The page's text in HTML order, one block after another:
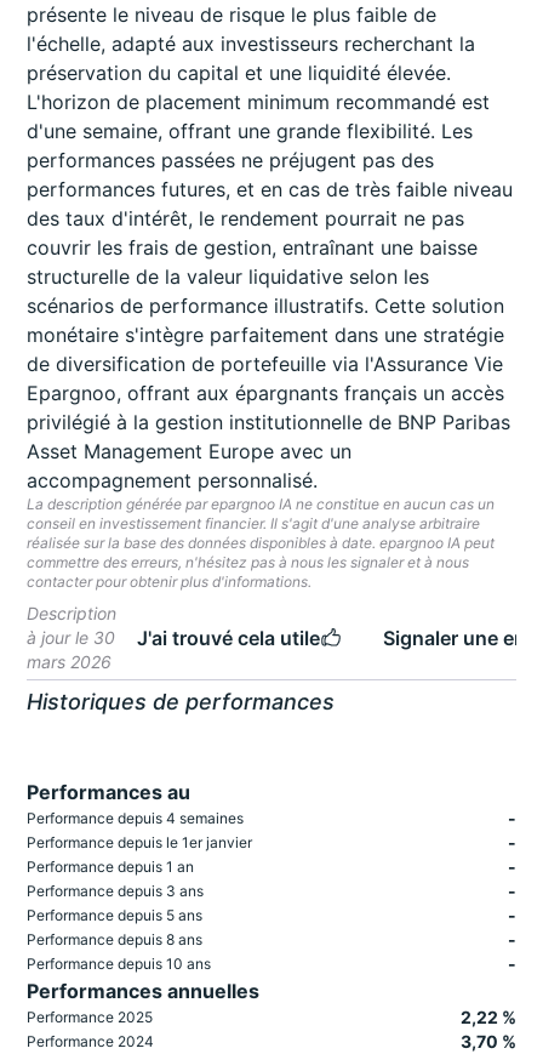
présente le niveau de risque le plus faible de
l'échelle, adapté aux investisseurs recherchant la
préservation du capital et une liquidité élevée.
L'horizon de placement minimum recommandé est
d'une semaine, offrant une grande flexibilité. Les
performances passées ne préjugent pas des
performances futures, et en cas de très faible niveau
des taux d'intérêt, le rendement pourrait ne pas
couvrir les frais de gestion, entraînant une baisse
structurelle de la valeur liquidative selon les
scénarios de performance illustratifs. Cette solution
monétaire s'intègre parfaitement dans une stratégie
de diversification de portefeuille via l'Assurance Vie
Epargnoo, offrant aux épargnants français un accès
privilégié à la gestion institutionnelle de BNP Paribas
Asset Management Europe avec un
accompagnement personnalisé.
La description générée par epargnoo IA ne constitue en aucun cas un
conseil en investissement financier. Il s'agit d'une analyse arbitraire
réalisée sur la base des données disponibles à date. epargnoo IA peut
commettre des erreurs, n'hésitez pas à nous les signaler et à nous
contacter pour obtenir plus d'informations.
Description
à jour le 30
mars 2026
J'ai trouvé cela utile Signaler une
Historiques de performances
Performances au
Performance depuis 4 semaines -
Performance depuis le 1er janvier -
Performance depuis 1 an -
Performance depuis 3 ans -
Performance depuis 5 ans -
Performance depuis 8 ans -
Performance depuis 10 ans -
Performances annuelles
Performance 2025 2,22 %
Performance 2024 3,70 %